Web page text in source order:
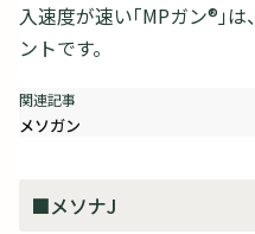
入速度が速い「MPガン®」は、
ントです。
メソガン
■メソナJ